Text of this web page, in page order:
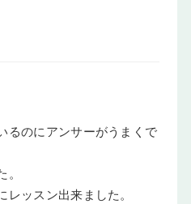
るのにアンサーがうまくで
ッスン出来ました。